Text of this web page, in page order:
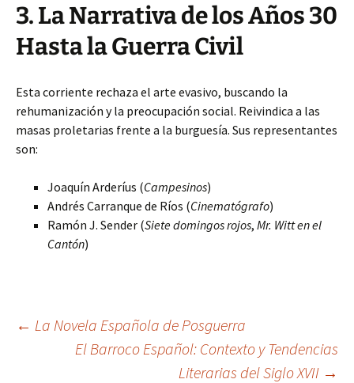
3. La Narrativa de los Años 30
Hasta la Guerra Civil
Esta corriente rechaza el arte evasivo, buscando la
rehumanización y la preocupación social. Reivindica a las
masas proletarias frente a la burguesía. Sus representantes
son:
Joaquín Arderíus (Campesinos)
Andrés Carranque de Ríos (Cinematógrafo)
Ramón J. Sender (Siete domingos rojos, Mr. Witt en el
Cantón)
Navegación
← La Novela Española de Posguerra
El Barroco Español: Contexto y Tendencias
Literarias del Siglo XVII →